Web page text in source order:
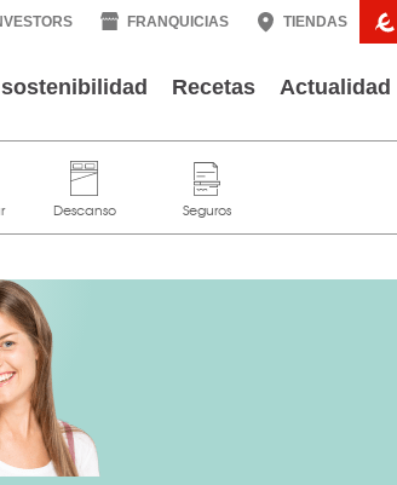
FRANQUICIAS TIENDAS
Recetas Actualidad